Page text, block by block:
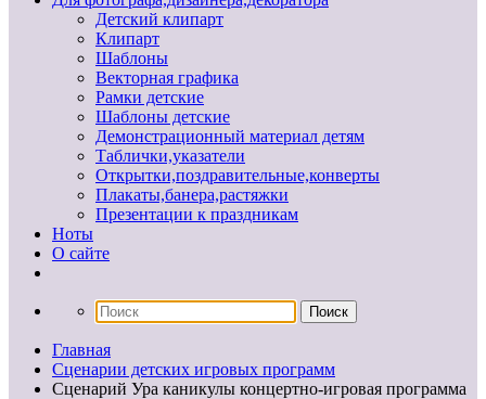
Детский клипарт
Клипарт
Шаблоны
Векторная графика
Рамки детские
Шаблоны детские
Демонстрационный материал детям
Таблички,указатели
Открытки,поздравительные,конверты
Плакаты,банера,растяжки
Презентации к праздникам
Ноты
О сайте
Главная
Сценарии детских игровых программ
Сценарий Ура каникулы концертно-игровая программа